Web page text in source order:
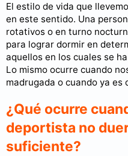
El estilo de vida que
en este sentido. Una
rotativos o en turno
para lograr dormir en
aquellos en los cuales se
Lo mismo ocurre cuando
madrugada o cuando ya
¿Qué ocurre
deportista no
suficiente?